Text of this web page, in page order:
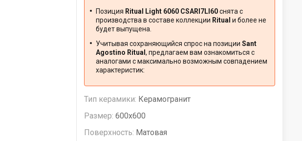
Позиция Ritual Light 6060 CSARI7LI60снята с
производства в составе коллекции Ritual и более не
будет выпущена.
Учитывая сохраняющийся спрос на позицииSant
Agostino Ritual, предлагаем вам ознакомиться с
аналогами с максимально возможным совпадением
характеристик:
Тип керамики: Керамогранит
Размер: 600x600
Поверхность: Матовая